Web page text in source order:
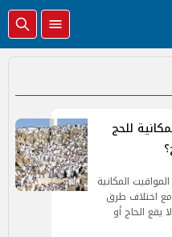
للحج
المكانية
اختلاف طرق
يقع الحاج أو